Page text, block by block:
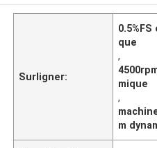
Surligner:
que
,
mique
,
m